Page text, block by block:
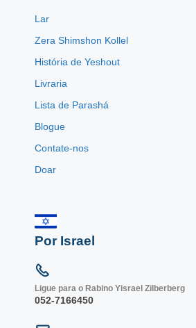
Lar
Zera Shimshon Kollel
História de Yeshout
Livraria
Lista de Parashá
Blogue
Contate-nos
Doar
Por Israel
Ligue para o Rabino Yisrael Zilberberg
052-7166450